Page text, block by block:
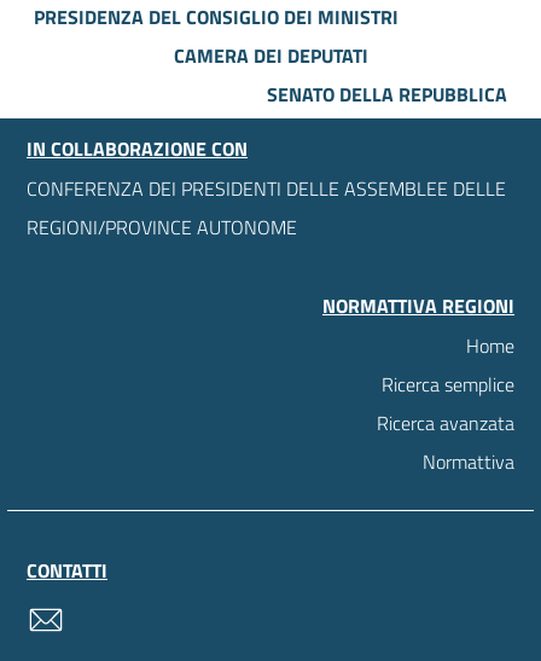
PRESIDENZA DEL CONSIGLIO DEI MINISTRI
CAMERA DEI DEPUTATI
SENATO DELLA REPUBBLICA
IN COLLABORAZIONE CON
CONFERENZA DEI PRESIDENTI DELLE ASSEMBLEE DELLE
REGIONI/PROVINCE AUTONOME
NORMATTIVA REGIONI
Home
Ricerca semplice
Ricerca avanzata
Normattiva
CONTATTI